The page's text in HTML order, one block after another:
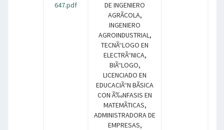
647.pdf
DE INGENIERO
AGRÃCOLA,
INGENIERO
AGROINDUSTRIAL,
TECNÃ“LOGO EN
ELECTRÃ“NICA,
BIÃ“LOGO,
LICENCIADO EN
EDUCACIÃ“N BÃSICA
CON Ã‰NFASIS EN
MATEMÃTICAS,
ADMINISTRADORA DE
EMPRESAS,